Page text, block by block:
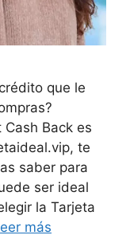
que le
Back es
te
saber para
ser ideal
la Tarjeta
más